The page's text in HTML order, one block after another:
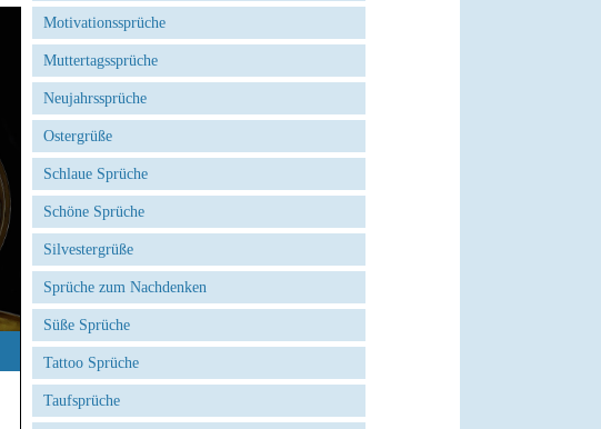
Motivationssprüche
Muttertagssprüche
Neujahrssprüche
Ostergrüße
Schlaue Sprüche
Schöne Sprüche
Silvestergrüße
Sprüche zum Nachdenken
Süße Sprüche
Tattoo Sprüche
Taufsprüche